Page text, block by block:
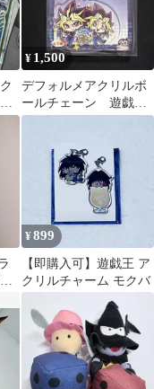
¥ 1,500
デフォルメアクリルボ
ールチェーン 遊戯
闇遊戯
¥899
【即購入可】遊戯王 ア
クリルチャーム モクバ